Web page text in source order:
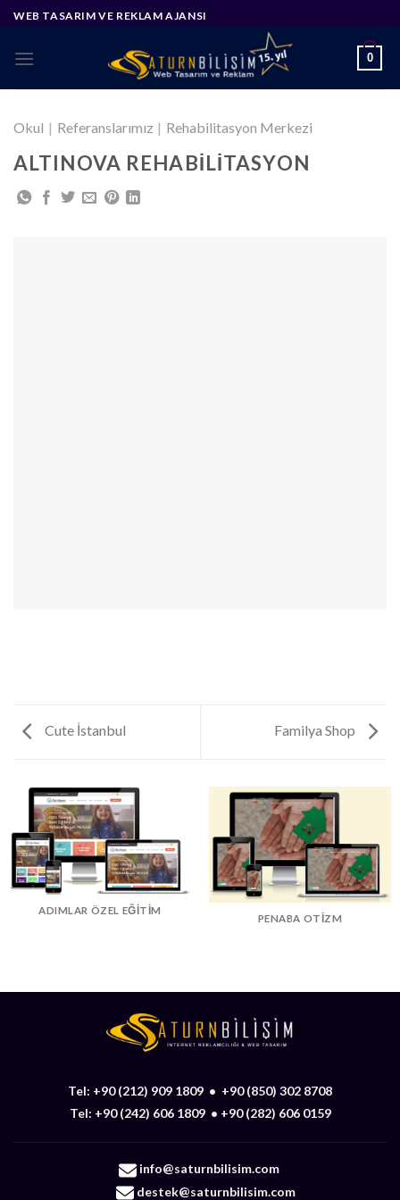
Skip
content
WEB TASARIM VE REKLAM AJANSI
0
Okul | Referanslarımız | Rehabilitasyon Merkezi
ALTINOVA REHABILITASYON
Cute İstanbul Familya Shop
ADIMLAR ÖZEL EĞITIM
PENABA OTIZM
Tel: +90 (212) 909 1809 • +90 (850) 302 8708
Tel: +90 (242) 606 1809• +90 (282) 606 0159
info@saturnbilisim.com
destek@saturnbilisim.com